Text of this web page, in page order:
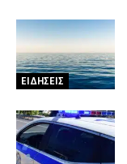
ΕΙΔΗΣΕΙΣ